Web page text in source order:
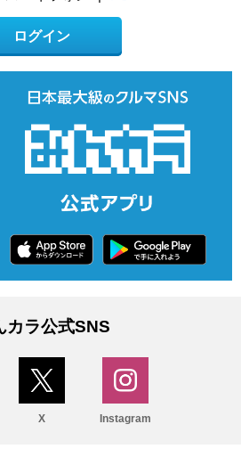
ログイン
カラ公式SNS
X Instagram